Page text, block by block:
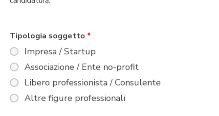
Tipologia soggetto *
Impresa / Startup
Associazione / Ente no-profit
Libero professionista / Consulente
Altre figure professionali